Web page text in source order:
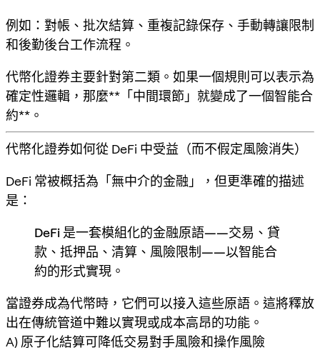
例如：對帳、批次結算、重複記錄保存、手動轉讓限制
和後勤後台工作流程。
代幣化證券主要針對第二類。如果一個規則可以表示為
確定性邏輯，那麼**「中間環節」就變成了一個智能合
約**。
代幣化證券如何從 DeFi 中受益（而不假定風險消失）
DeFi 常被概括為「無中介的金融」，但更準確的描述
是：
DeFi 是一套模組化的金融原語——交易、貸
款、抵押品、清算、風險限制——以智能合
約的形式實現。
當證券成為代幣時，它們可以接入這些原語。這將釋放
出在傳統管道中難以實現或成本高昂的功能。
A) 原子化結算可降低交易對手風險和操作風險